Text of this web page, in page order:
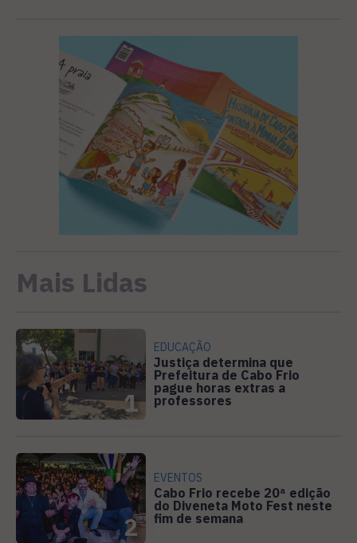
Mais Lidas
1
EDUCAÇÃO
Justiça determina que
Prefeitura de Cabo Frio
pague horas extras a
professores
2
EVENTOS
Cabo Frio recebe 20ª edição
do Diveneta Moto Fest neste
fim de semana